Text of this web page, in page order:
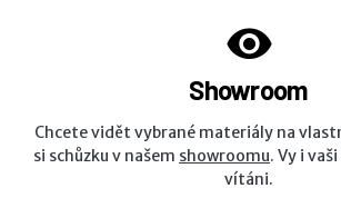
Showroom
Chcete vidět vybrané materiály na
si schůzku v našem showroomu. Vy i
vítáni.